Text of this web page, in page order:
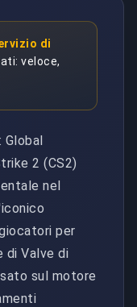
di
veloce,
Global
2 (CS2)
nel
per
di Valve di
sul motore